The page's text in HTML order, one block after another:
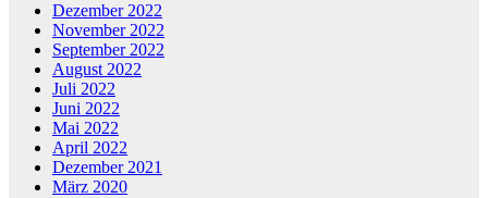
Dezember 2022
November 2022
September 2022
August 2022
Juli 2022
Juni 2022
Mai 2022
April 2022
Dezember 2021
März 2020